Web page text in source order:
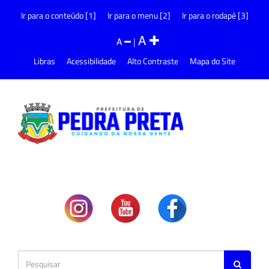
Ir para o conteúdo [1] Ir para o menu [2] Ir para o rodapé [3]
A |A
Libras Acessibilidade Alto Contraste Mapa do Site